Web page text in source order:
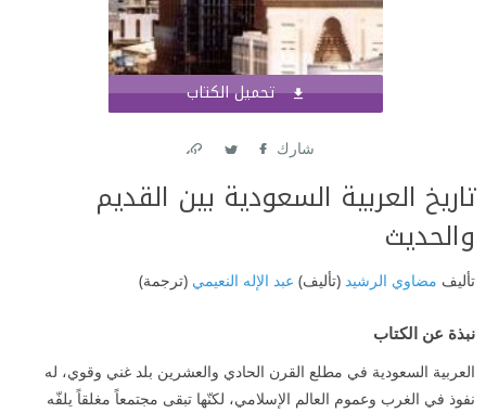
تحميل الكتاب
شارك
تاريخ العربية السعودية بين القديم
والحديث
تأليف مضاوي الرشيد (تأليف) عبد الإله النعيمي (ترجمة)
نبذة عن الكتاب
العربية السعودية في مطلع القرن الحادي والعشرين بلد غني وقوي، له
نفوذ في الغرب وعموم العالم الإسلامي، لكنّها تبقى مجتمعاً مغلقاً يلفّه